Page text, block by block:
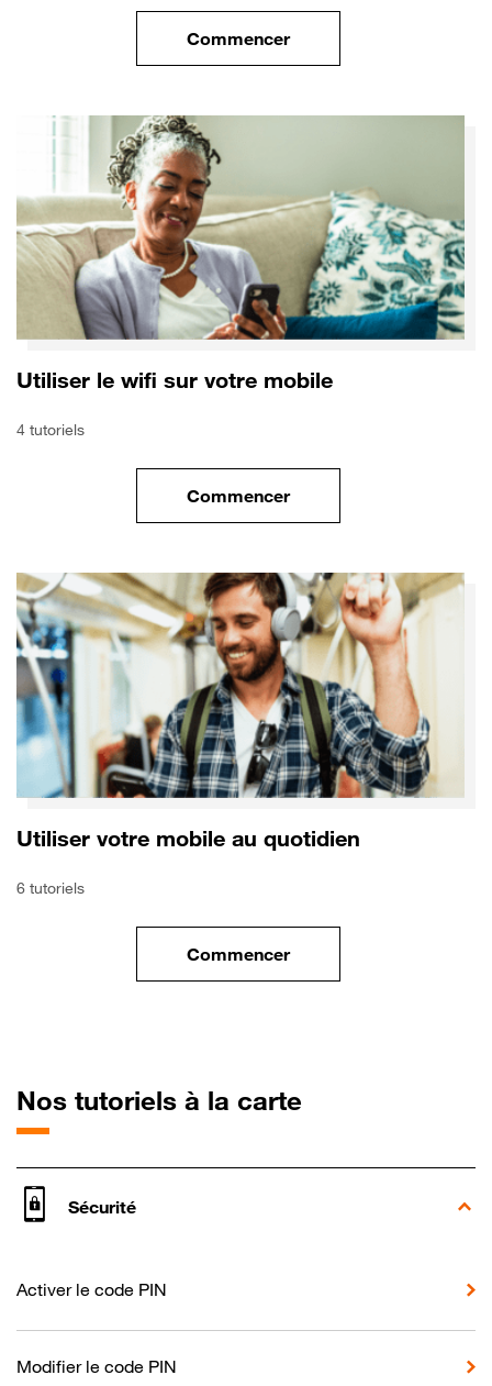
Commencerle tuto pour Sécuriser votre
Utiliser le wifi sur votre mobile
4 tutoriels
Commencerle tuto pour Utiliser le wifi sur
Utiliser votre mobile au quotidien
6 tutoriels
Commencerle tuto pour Utiliser votre
Nos tutoriels à la carte
Sécurité
Activer le code PIN
Modifier le code PIN